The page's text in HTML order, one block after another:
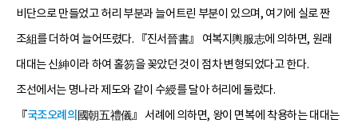
비단으로 만들었고 허리 부분과 늘어트린 부분이 있으며, 여기에 실로 짠
조組를 더하여 늘어뜨렸다. 『진서晉書』 여복지輿服志에 의하면, 원래
대대는 신紳이라 하여 홀笏을 꽂았던 것이 점차 변형되었다고 한다.
조선에서는 명나라 제도와 같이 수綬를 달아 허리에 둘렀다.
『국조오례의 國朝五禮儀』 서례에 의하면, 왕이 면복에 착용하는 대대는